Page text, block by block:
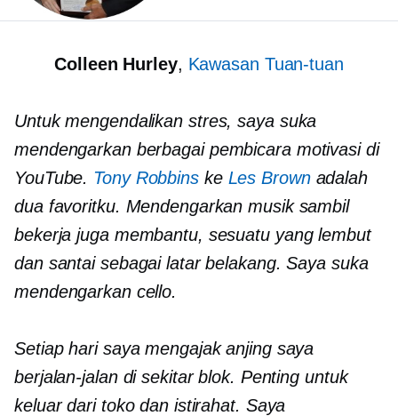
Colleen Hurley, Kawasan Tuan-tuan
Untuk mengendalikan stres, saya suka
mendengarkan berbagai pembicara motivasi di
YouTube. Tony Robbinske Les Brownadalah
dua favoritku. Mendengarkan musik sambil
bekerja juga membantu, sesuatu yang lembut
dan santai sebagai latar belakang. Saya suka
mendengarkan cello.
Setiap hari saya mengajak anjing saya
berjalan-jalan di sekitar blok. Penting untuk
keluar dari toko dan istirahat. Saya